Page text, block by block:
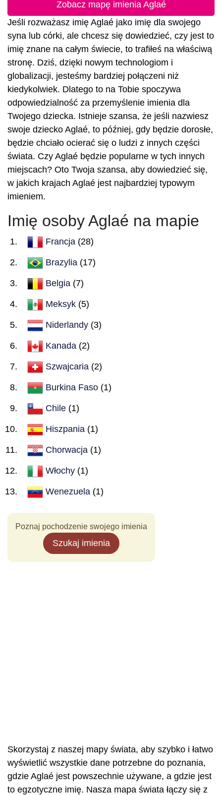
Zobacz mapę imienia Aglaé
Jeśli rozważasz imię Aglaé jako imię dla swojego
syna lub córki, ale chcesz się dowiedzieć, czy jest to
imię znane na całym świecie, to trafiłeś na właściwą
stronę. Dziś, dzięki nowym technologiom i
globalizacji, jesteśmy bardziej połączeni niż
kiedykolwiek. Dlatego to na Tobie spoczywa
odpowiedzialność za przemyślenie imienia dla
Twojego dziecka. Istnieje szansa, że jeśli nazwiesz
swoje dziecko Aglaé, to później, gdy będzie dorosłe,
będzie chciało ocierać się o ludzi z innych części
świata. Czy Aglaé będzie popularne w tych innych
miejscach? Oto Twoja szansa, aby dowiedzieć się,
w jakich krajach Aglaé jest najbardziej typowym
imieniem.
Imię osoby Aglaé na mapie
Francja (28)
Brazylia (17)
Belgia (7)
Meksyk (5)
Niderlandy (3)
Kanada (2)
Szwajcaria (2)
Burkina Faso (1)
Chile (1)
Hiszpania (1)
Chorwacja (1)
Włochy (1)
Wenezuela (1)
Poznaj pochodzenie swojego imienia
Szukaj imienia
Skorzystaj z naszej mapy świata, aby szybko i łatwo
wyświetlić wszystkie dane potrzebne do poznania,
gdzie Aglaé jest powszechnie używane, a gdzie jest
to egzotyczne imię. Nasza mapa świata łączy się z